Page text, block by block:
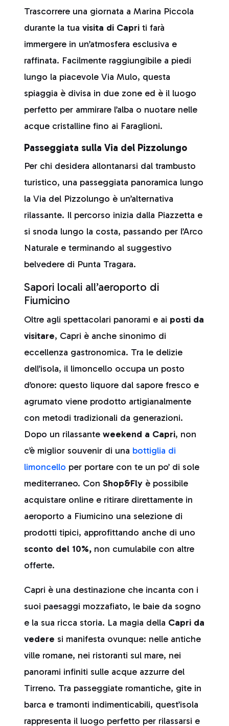
Trascorrere una giornata a Marina Piccola
durante la tua visita di Capri ti farà
immergere in un’atmosfera esclusiva e
raffinata. Facilmente raggiungibile a piedi
lungo la piacevole Via Mulo, questa
spiaggia è divisa in due zone ed è il luogo
perfetto per ammirare l’alba o nuotare nelle
acque cristalline fino ai Faraglioni.
Passeggiata sulla Via del Pizzolungo
Per chi desidera allontanarsi dal trambusto
turistico, una passeggiata panoramica lungo
la Via del Pizzolungo è un’alternativa
rilassante. Il percorso inizia dalla Piazzetta e
si snoda lungo la costa, passando per l’Arco
Naturale e terminando al suggestivo
belvedere di Punta Tragara.
Sapori locali all’aeroporto di
Fiumicino
Oltre agli spettacolari panorami e ai posti da
visitare, Capri è anche sinonimo di
eccellenza gastronomica. Tra le delizie
dell’isola, il limoncello occupa un posto
d’onore: questo liquore dal sapore fresco e
agrumato viene prodotto artigianalmente
con metodi tradizionali da generazioni.
Dopo un rilassante weekend a Capri, non
c’è miglior souvenir di una bottiglia di
limoncello per portare con te un po’ di sole
mediterraneo. Con Shop&Fly è possibile
acquistare online e ritirare direttamente in
aeroporto a Fiumicino una selezione di
prodotti tipici, approfittando anche di uno
sconto del 10%, non cumulabile con altre
offerte.
Capri è una destinazione che incanta con i
suoi paesaggi mozzafiato, le baie da sogno
e la sua ricca storia. La magia della Capri da
vedere si manifesta ovunque: nelle antiche
ville romane, nei ristoranti sul mare, nei
panorami infiniti sulle acque azzurre del
Tirreno. Tra passeggiate romantiche, gite in
barca e tramonti indimenticabili, quest’isola
rappresenta il luogo perfetto per rilassarsi e